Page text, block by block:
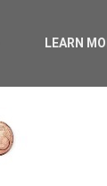
LEARN